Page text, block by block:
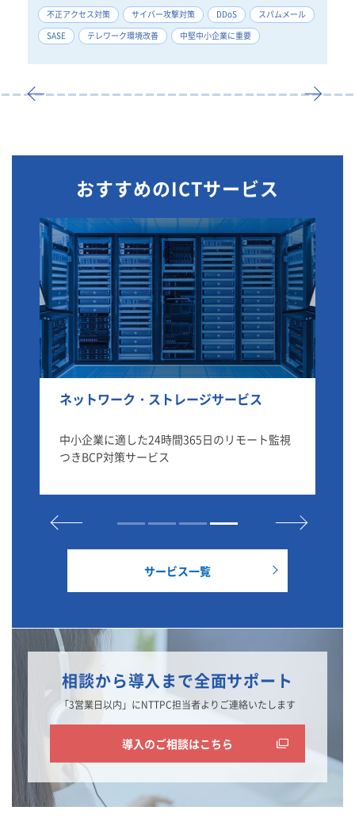
不正アクセス対策 サイバー攻撃対策 DDoS
スパムメール
SASE
テレワーク環境改善 中堅中小企業に重要
おすすめのICTサービス
ネットワーク・ストレージサービス
中小企業に適した24時間365日のリモート監視
つきBCP対策サービス
サービス一覧
相談から導入まで全面サポート
「3営業日以内」にNTTPC担当者よりご連絡いたします
導入のご相談はこちら